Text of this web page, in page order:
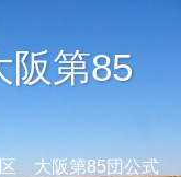
阪第85
大阪第85団公式